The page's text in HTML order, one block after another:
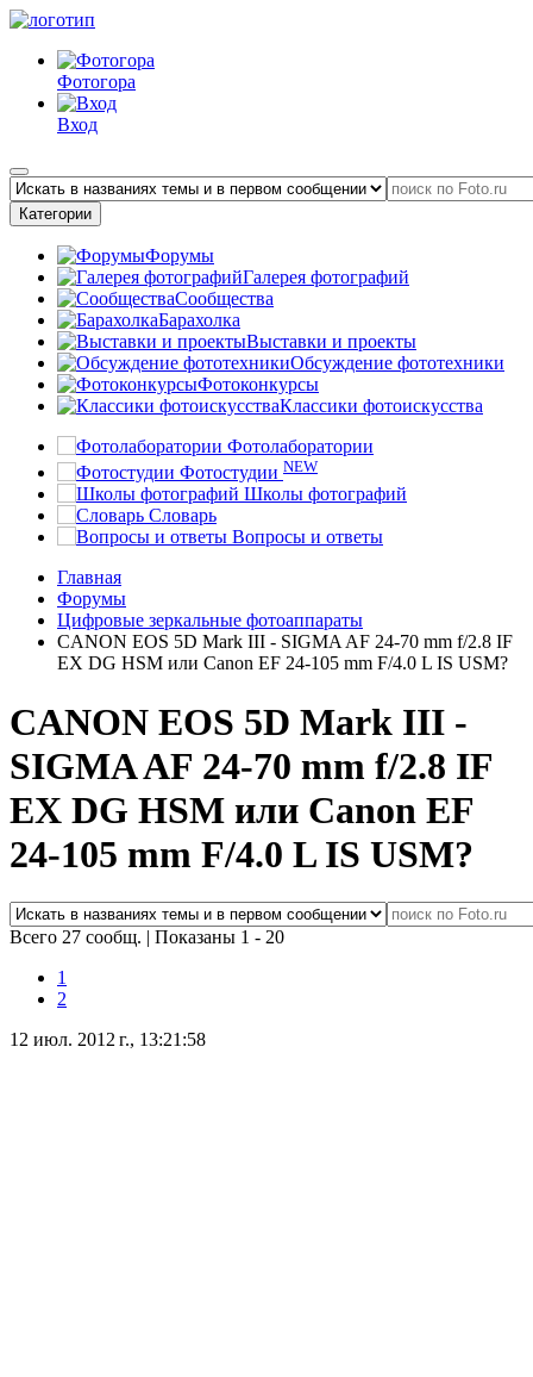
Фотогора
Вход
Категории
Форумы
Галерея фотографий
Сообщества
Барахолка
Выставки и проекты
Обсуждение фототехники
Фотоконкурсы
Классики фотоискусства
Фотолаборатории
Фотостудии NEW
Школы фотографий
Словарь
Вопросы и ответы
Главная
Форумы
Цифровые зеркальные фотоаппараты
CANON EOS 5D Mark III - SIGMA AF 24-70 mm f/2.8 IF
EX DG HSM или Canon EF 24-105 mm F/4.0 L IS USM?
CANON EOS 5D Mark III -
SIGMA AF 24-70 mm f/2.8 IF
EX DG HSM или Canon EF
24-105 mm F/4.0 L IS USM?
Всего 27 сообщ. | Показаны 1 - 20
1
2
12 июл. 2012 г., 13:21:58